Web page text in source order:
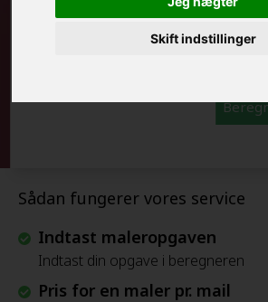
Skift indstillinger
Sådan fungerer vores service
Indtast maleropgaven
Indtast din opgave i beregneren
Pris for en maler pr. mail
FRAFLYTNINGSPAKKE: